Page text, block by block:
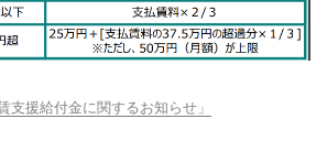
支援給付金に関するお知らせ」